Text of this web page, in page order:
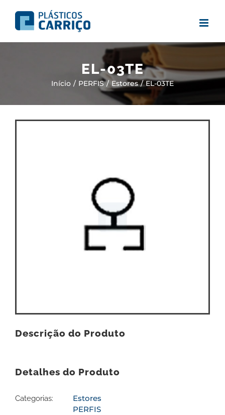
content
EL-03TE
Início PERFIS Estores EL-03TE
Descrição do Produto
Detalhes do Produto
Categorias:
Estores
PERFIS